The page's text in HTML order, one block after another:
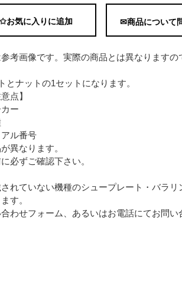
✩お気に入りに追加 ✉商品について
考画像です。実際の商品とは異なりますの
とナットの1セットになります。
点】
カー
アル番号
異なります。
必ずご確認下さい。
されていない機種のシュープレート・バラ
す。
わせフォーム、あるいはお電話にてお問い